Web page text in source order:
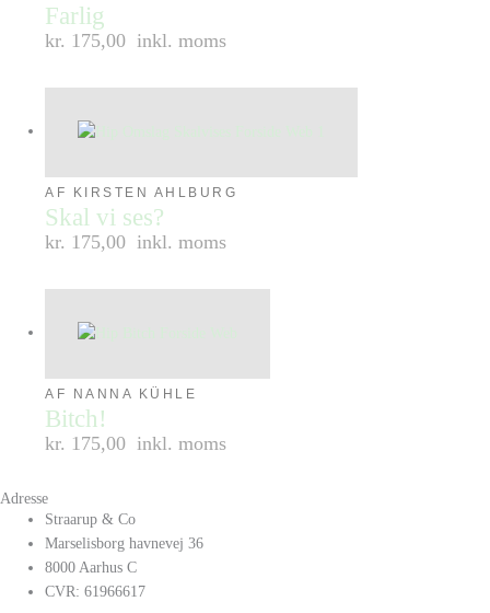
Farlig
kr. 175,00 inkl. moms
AF KIRSTEN AHLBURG
Skal vi ses?
kr. 175,00 inkl. moms
AF NANNA KÜHLE
Bitch!
kr. 175,00 inkl. moms
Adresse
Straarup & Co
Marselisborg havnevej 36
8000 Aarhus C
CVR: 61966617